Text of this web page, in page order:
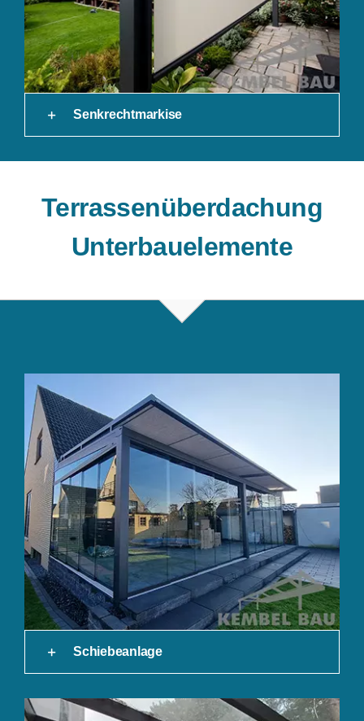
Senkrechtmarkise
Terrassenüberdachung
Unterbauelemente
Schiebeanlage